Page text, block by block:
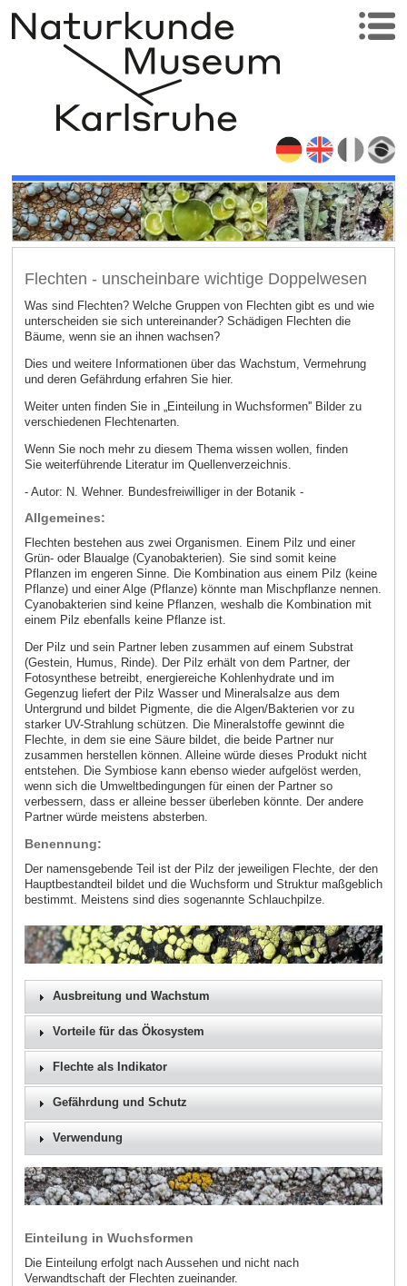
Flechten - unscheinbare wichtige Doppelwesen
Was sind Flechten? Welche Gruppen von Flechten gibt es und wie
unterscheiden sie sich untereinander? Schädigen Flechten die
Bäume, wenn sie an ihnen wachsen?
Dies und weitere Informationen über das Wachstum, Vermehrung
und deren Gefährdung erfahren Sie hier.
Weiter unten finden Sie in „Einteilung in Wuchsformen'' Bilder zu
verschiedenen Flechtenarten.
Wenn Sie noch mehr zu diesem Thema wissen wollen, finden
Sie weiterführende Literatur im Quellenverzeichnis.
- Autor: N. Wehner. Bundesfreiwilliger in der Botanik -
Allgemeines:
Flechten bestehen aus zwei Organismen. Einem Pilz und einer
Grün- oder Blaualge (Cyanobakterien). Sie sind somit keine
Pflanzen im engeren Sinne. Die Kombination aus einem Pilz (keine
Pflanze) und einer Alge (Pflanze) könnte man Mischpflanze nennen.
Cyanobakterien sind keine Pflanzen, weshalb die Kombination mit
einem Pilz ebenfalls keine Pflanze ist.
Der Pilz und sein Partner leben zusammen auf einem Substrat
(Gestein, Humus, Rinde). Der Pilz erhält von dem Partner, der
Fotosynthese betreibt, energiereiche Kohlenhydrate und im
Gegenzug liefert der Pilz Wasser und Mineralsalze aus dem
Untergrund und bildet Pigmente, die die Algen/Bakterien vor zu
starker UV-Strahlung schützen. Die Mineralstoffe gewinnt die
Flechte, in dem sie eine Säure bildet, die beide Partner nur
zusammen herstellen können. Alleine würde dieses Produkt nicht
entstehen. Die Symbiose kann ebenso wieder aufgelöst werden,
wenn sich die Umweltbedingungen für einen der Partner so
verbessern, dass er alleine besser überleben könnte. Der andere
Partner würde meistens absterben.
Benennung:
Der namensgebende Teil ist der Pilz der jeweiligen Flechte, der den
Hauptbestandteil bildet und die Wuchsform und Struktur maßgeblich
bestimmt. Meistens sind dies sogenannte Schlauchpilze.
Ausbreitung und Wachstum
Vorteile für das Ökosystem
Flechte als Indikator
Gefährdung und Schutz
Verwendung
Einteilung in Wuchsformen
Die Einteilung erfolgt nach Aussehen und nicht nach
Verwandtschaft der Flechten zueinander.